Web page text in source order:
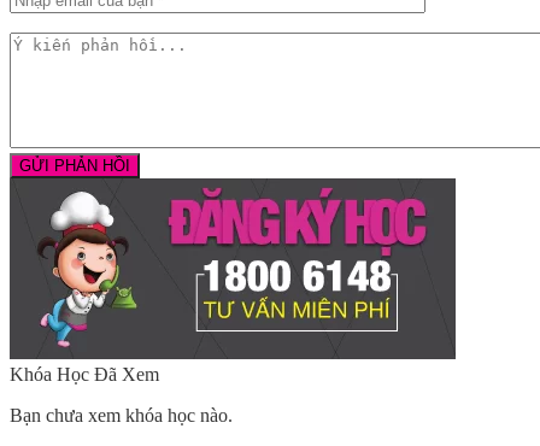
Khóa Học Đã Xem
Bạn chưa xem khóa học nào.